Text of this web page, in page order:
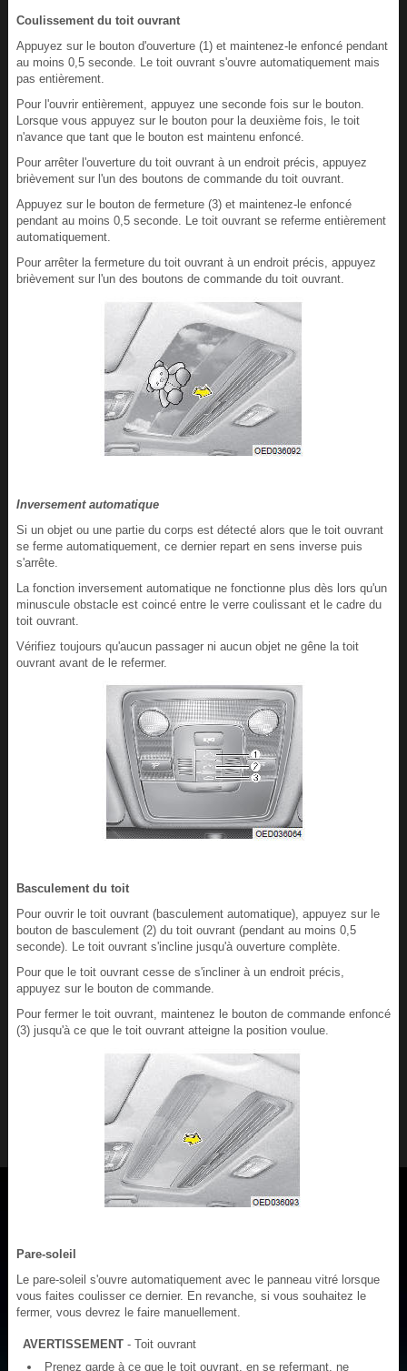
Coulissement du toit ouvrant
Appuyez sur le bouton d'ouverture (1) et maintenez-le enfoncé pendant
au moins 0,5 seconde. Le toit ouvrant s'ouvre automatiquement mais
pas entièrement.
Pour l'ouvrir entièrement, appuyez une seconde fois sur le bouton.
Lorsque vous appuyez sur le bouton pour la deuxième fois, le toit
n'avance que tant que le bouton est maintenu enfoncé.
Pour arrêter l'ouverture du toit ouvrant à un endroit précis, appuyez
brièvement sur l'un des boutons de commande du toit ouvrant.
Appuyez sur le bouton de fermeture (3) et maintenez-le enfoncé
pendant au moins 0,5 seconde. Le toit ouvrant se referme entièrement
automatiquement.
Pour arrêter la fermeture du toit ouvrant à un endroit précis, appuyez
brièvement sur l'un des boutons de commande du toit ouvrant.
Inversement automatique
Si un objet ou une partie du corps est détecté alors que le toit ouvrant
se ferme automatiquement, ce dernier repart en sens inverse puis
s'arrête.
La fonction inversement automatique ne fonctionne plus dès lors qu'un
minuscule obstacle est coincé entre le verre coulissant et le cadre du
toit ouvrant.
Vérifiez toujours qu'aucun passager ni aucun objet ne gêne la toit
ouvrant avant de le refermer.
Basculement du toit
Pour ouvrir le toit ouvrant (basculement automatique), appuyez sur le
bouton de basculement (2) du toit ouvrant (pendant au moins 0,5
seconde). Le toit ouvrant s'incline jusqu'à ouverture complète.
Pour que le toit ouvrant cesse de s'incliner à un endroit précis,
appuyez sur le bouton de commande.
Pour fermer le toit ouvrant, maintenez le bouton de commande enfoncé
(3) jusqu'à ce que le toit ouvrant atteigne la position voulue.
Pare-soleil
Le pare-soleil s'ouvre automatiquement avec le panneau vitré lorsque
vous faites coulisser ce dernier. En revanche, si vous souhaitez le
fermer, vous devrez le faire manuellement.
AVERTISSEMENT- Toit ouvrant
Prenez garde à ce que le toit ouvrant, en se refermant, ne